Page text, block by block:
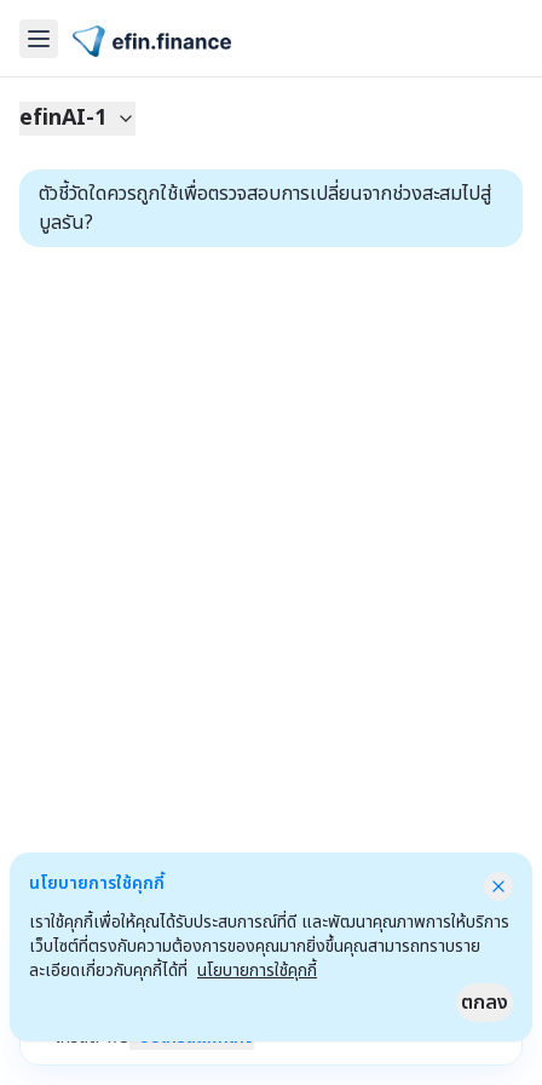
efinAI-1
ตัวชี้วัดใดควรถูกใช้เพื่อตรวจสอบการเปลี่ยนจากช่วงสะสมไปสู่
บูลรัน?
เครดิต1/3 อัปเกรดแพ็กเกจ
นโยบายการใช้คุกกี้
เราใช้คุกกี้เพื่อให้คุณได้รับประสบการณ์ที่ดี และพัฒนาคุณภาพการให้บริการ
เว็บไซต์ที่ตรงกับความต้องการของคุณมากยิ่งขึ้นคุณสามารถทราบราย
ละเอียดเกี่ยวกับคุกกี้ได้ที่ นโยบายการใช้คุกกี้
ตกลง